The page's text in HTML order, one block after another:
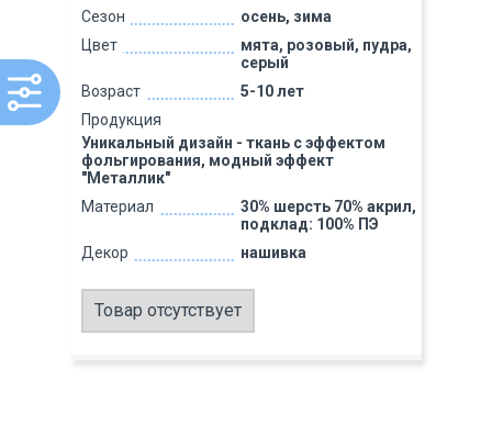
Сезон
осень, зима
Цвет
мята, розовый, пудра,
серый
Возраст
5-10 лет
Продукция
Уникальный дизайн - ткань с эффектом
фольгирования, модный эффект
"Металлик"
Материал
30% шерсть 70% акрил,
подклад: 100% ПЭ
Декор
нашивка
Товар отсутствует